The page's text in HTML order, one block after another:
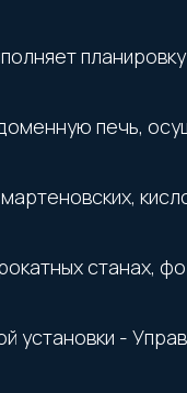
печь,
станах,
установки -